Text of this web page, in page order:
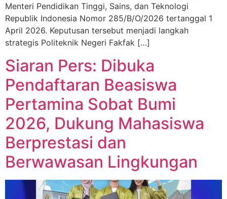
Menteri Pendidikan Tinggi, Sains, dan Teknologi
Republik Indonesia Nomor 285/B/O/2026 tertanggal 1
April 2026. Keputusan tersebut menjadi langkah
strategis Politeknik Negeri Fakfak […]
Siaran Pers: Dibuka
Pendaftaran Beasiswa
Pertamina Sobat Bumi
2026, Dukung Mahasiswa
Berprestasi dan
Berwawasan Lingkungan